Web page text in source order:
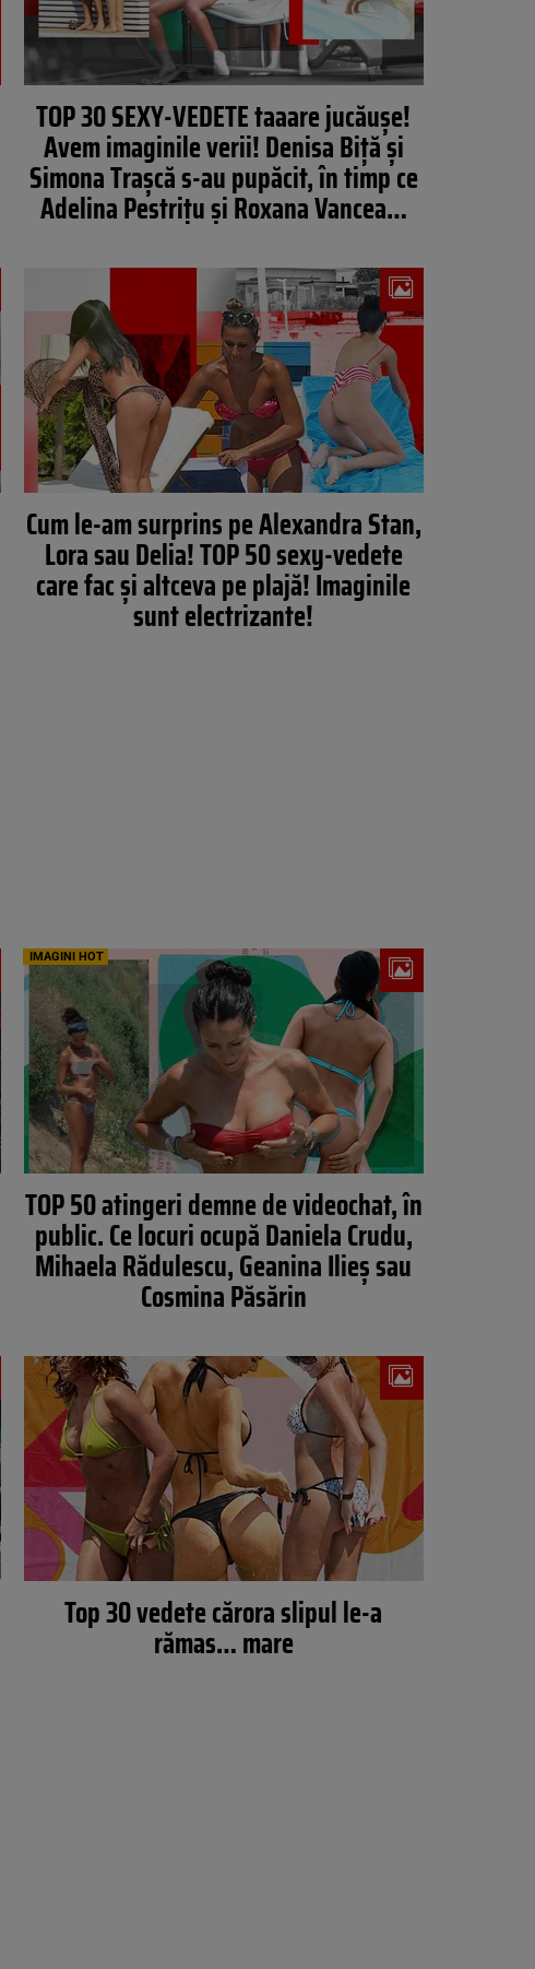
TOP 30 SEXY-VEDETE taaare jucăușe!
Avem imaginile verii! Denisa Biță și
Simona Trașcă s-au pupăcit, în timp ce
Adelina Pestrițu și Roxana Vancea…
Cum le-am surprins pe Alexandra Stan,
Lora sau Delia! TOP 50 sexy-vedete
care fac și altceva pe plajă! Imaginile
sunt electrizante!
IMAGINI HOT
TOP 50 atingeri demne de videochat, în
public. Ce locuri ocupă Daniela Crudu,
Mihaela Rădulescu, Geanina Ilieș sau
Cosmina Păsărin
Top 30 vedete cărora slipul le-a
rămas… mare